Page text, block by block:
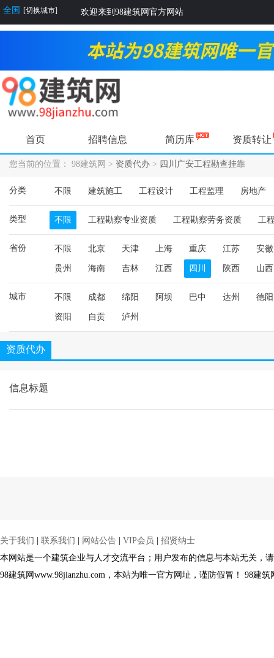
全国 [切换城市] 欢迎来到98建筑网官方网站
首页 招聘信息 简历库 资质转让
您当前的位置： 98建筑网 > 资质代办 > 四川广安工程勘查挂靠
分类 不限 建筑施工 工程设计 工程监理 房地产
类型 不限 工程勘察专业资质 工程勘察劳务资质 工
省份 不限 北京 天津 上海 重庆 江苏 安徽
贵州 海南 吉林 江西 四川 陕西 山西
城市 不限 成都 绵阳 阿坝 巴中 达州 德阳
资阳 自贡 泸州
资质代办
信息标题
关于我们 联系我们 网站公告 VIP会员
招贤纳士
本网站是一个建筑企业与人才交流平台；用户发布的信息与本站无关，
98建筑网www.98jianzhu.com，本站为唯一官方网址，谨防假冒！ 98建